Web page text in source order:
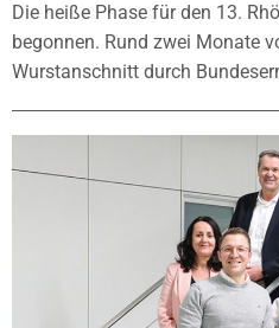
Die heiße Phase für den 13.
begonnen. Rund zwei Monate
Wurstanschnitt durch